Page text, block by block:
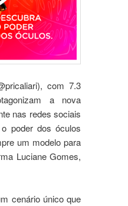
com 7.3
a nova
nas redes sociais
poder dos óculos
um modelo para
Luciane Gomes,
cenário único que